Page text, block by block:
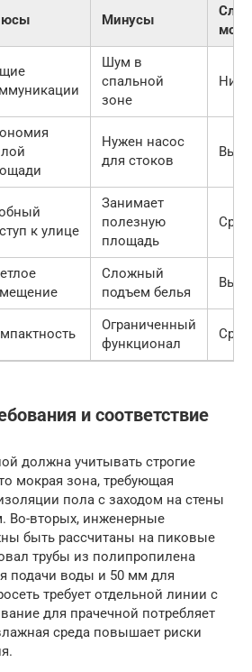
Минусы
Шум в
спальной
зоне
Нужен насос
для стоков
к улице
Занимает
полезную
площадь
Сложный
подъем белья
Ограниченный
функционал
и соответствие
должна учитывать строгие
мокрая зона, требующая
пола с заходом на стены
Во-вторых, инженерные
быть рассчитаны на пиковые
трубы из полипропилена
подачи воды и 50 мм для
требует отдельной линии с
для прачечной потребляет
среда повышает риски